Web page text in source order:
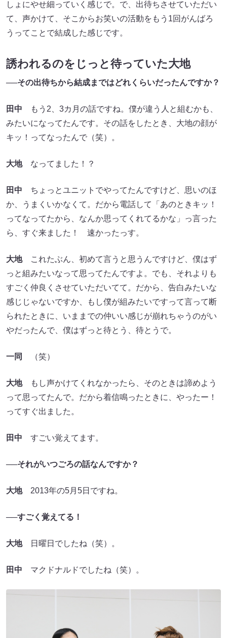
しょにやせ細っていく感じで。で、出待ちさせていただい
て、声かけて、そこからお笑いの活動をもう1回がんばろ
うってことで結成した感じです。
誘われるのをじっと待っていた大地
──その出待ちから結成まではどれくらいだったんですか？
田中 もう2、3カ月の話ですね。僕が違う人と組むかも、
みたいになってたんです。その話をしたとき、大地の顔が
キッ！ってなったんで（笑）。
大地なってました！？
田中 ちょっとユニットでやってたんですけど、思いのほ
か、うまくいかなくて。だから電話して「あのときキッ！
ってなってたから、なんか思ってくれてるかな」っ言った
ら、すぐ来ました！ 速かったっす。
大地これたぶん、初めて言うと思うんですけど、僕はず
っと組みたいなって思ってたんですよ。でも、それよりも
すごく仲良くさせていただいてて。だから、告白みたいな
感じじゃないですか、もし僕が組みたいですって言って断
られたときに、いままでの仲いい感じが崩れちゃうのがい
やだったんで、僕はずっと待とう、待とうで。
一同 （笑）
大地もし声かけてくれなかったら、そのときは諦めよう
って思ってたんで。だから着信鳴ったときに、やったー！
ってすぐ出ました。
田中 すごい覚えてます。
──それがいつごろの話なんですか？
大地2013年の5月5日ですね。
──すごく覚えてる！
大地日曜日でしたね（笑）。
田中 マクドナルドでしたね（笑）。